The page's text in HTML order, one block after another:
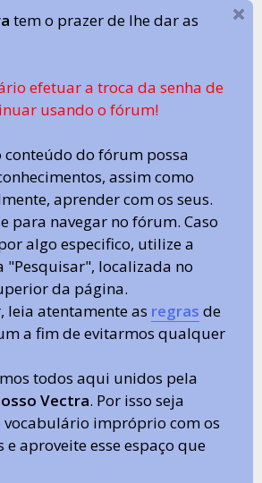
tem o prazer de lhe dar as
efetuar a troca da senha de
usando o fórum!
conteúdo do fórum possa
assim como
aprender com os seus.
para navegar no fórum. Caso
algo especifico, utilize a
"Pesquisar", localizada no
da página.
leia atentamente as regras de
a fim de evitarmos qualquer
todos aqui unidos pela
Vectra. Por isso seja
impróprio com os
aproveite esse espaço que